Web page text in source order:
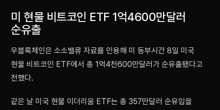
미 현물 비트코인 ETF 1억4600만달러
순유출
우블록체인은 소소밸류 자료를 인용해 미 동부시간 8일 미국
현물 비트코인 ETF에서 총 1억4천600만달러가 순유출됐다고
전했다.
같은 날 미국 현물 이더리움 ETF는 총 357만달러 순유입을